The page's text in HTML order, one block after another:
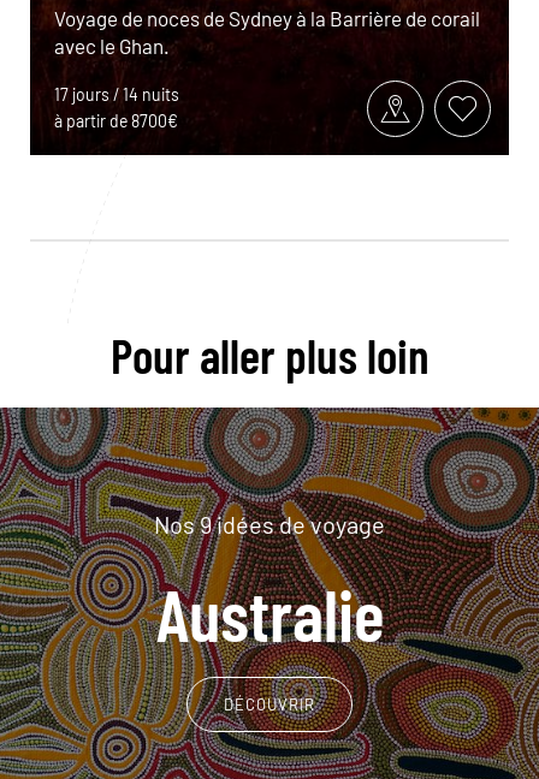
Voyage de noces de Sydney à la Barrière de corail
avec le Ghan.
17 jours / 14 nuits
à partir de 8700€
Pour aller plus loin
Nos 9 idées de voyage
Australie
DÉCOUVRIR